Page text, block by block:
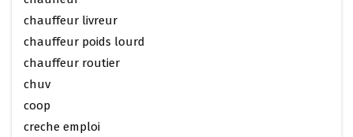
chauffeur livreur
chauffeur poids lourd
chauffeur routier
chuv
coop
creche emploi